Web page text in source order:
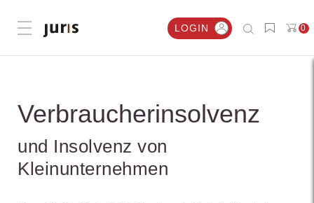
Menü öffnen LOGIN 0
Verbraucherinsolvenz
und Insolvenz von
Kleinunternehmen